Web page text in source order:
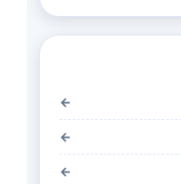
←
←
←